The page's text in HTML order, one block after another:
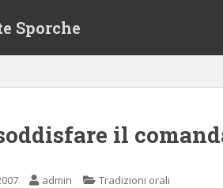
Sporche
il
admin Tradizioni orali